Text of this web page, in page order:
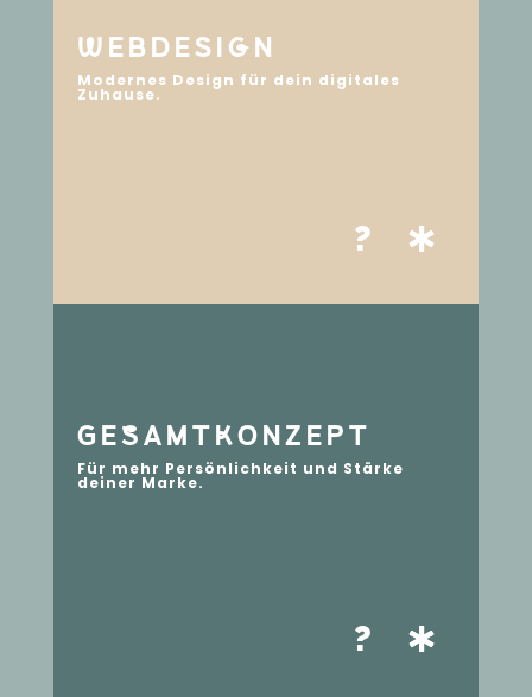
wEBDESIgN
Modernes Design für dein digitales
Zuhause.
?
GEsAMTkONZEPT
Für mehr Persönlichkeit und Stärke
deiner Marke.
?